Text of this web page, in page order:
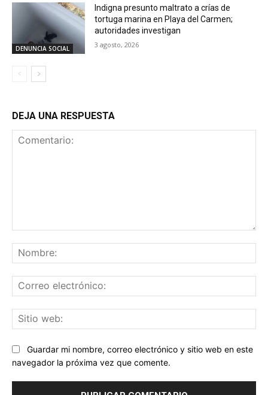
DENUNCIA SOCIAL
Indigna presunto maltrato a crías de
tortuga marina en Playa del Carmen;
autoridades investigan
3 agosto, 2026
DEJA UNA RESPUESTA
Guardar mi nombre, correo electrónico y sitio web en este
navegador la próxima vez que comente.